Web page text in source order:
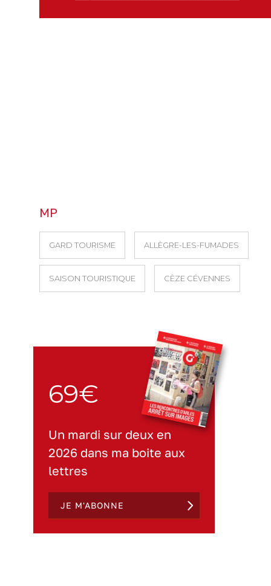
MP
GARD TOURISME ALLÈGRE-LES-FUMADES
SAISON TOURISTIQUE CÈZE CÉVENNES
69€
Un mardi sur deux en
2026 dans ma boite aux
lettres
JE M'ABONNE